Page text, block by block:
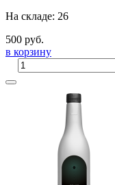
На складе: 26
500 руб.
в корзину